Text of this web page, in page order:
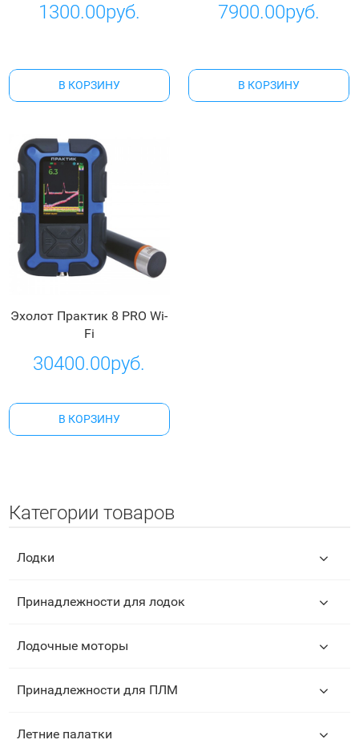
1300.00руб.
В КОРЗИНУ
7900.00руб.
В КОРЗИНУ
Эхолот Практик 8 PRO Wi-
Fi
30400.00руб.
В КОРЗИНУ
Категории товаров
Лодки
Принадлежности для лодок
Лодочные моторы
Принадлежности для ПЛМ
Летние палатки